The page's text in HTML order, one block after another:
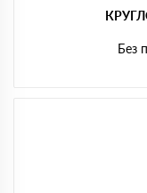
Без